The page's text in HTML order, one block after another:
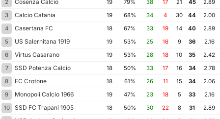
2
Cosenza Calcio 19 79% 38 17 21 45
2.89
3
Calcio Catania 19 68% 34 4 30 44
2.00
4
Casertana FC 18 67% 33 19 14 40
2.89
5
US Salernitana 1919 19 53% 25 16 9 36
2.16
6
Virtus Casarano 19 53% 28 18 10 35
2.42
7
SSD Potenza Calcio 18 50% 33 17 16 34
2.78
8
FC Crotone 18 61% 26 11 15 34
2.06
9
Monopoli Calcio 1966 19 47% 23 18 5 33
2.16
10
SSD FC Trapani 1905 18 50% 30 22 8 31
2.89